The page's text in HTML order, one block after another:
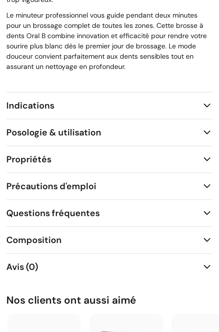
Le minuteur professionnel vous guide pendant deux minutes
pour un brossage complet de toutes les zones. Cette brosse à
dents Oral B combine innovation et efficacité pour rendre votre
sourire plus blanc dès le premier jour de brossage. Le mode
douceur convient parfaitement aux dents sensibles tout en
assurant un nettoyage en profondeur.
Indications
Posologie & utilisation
Propriétés
Précautions d'emploi
Questions fréquentes
Composition
Avis (0)
Nos clients ont aussi aimé